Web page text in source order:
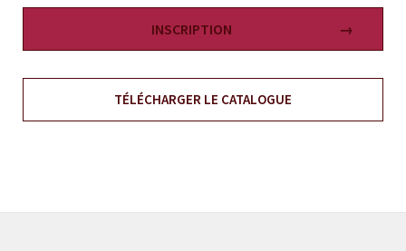
INSCRIPTION
TÉLÉCHARGER LE CATALOGUE